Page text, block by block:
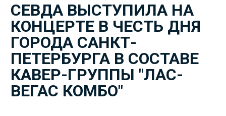
СЕВДА ВЫСТУПИЛА НА
КОНЦЕРТЕ В ЧЕСТЬ ДНЯ
ГОРОДА САНКТ-
ПЕТЕРБУРГА В СОСТАВЕ
КАВЕР-ГРУППЫ "ЛАС-
ВЕГАС КОМБО"